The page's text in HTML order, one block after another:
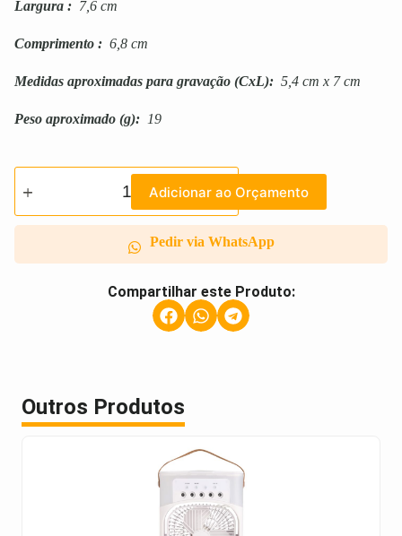
Largura : 7,6 cm
Comprimento : 6,8 cm
Medidas aproximadas para gravação (CxL): 5,4 cm x 7 cm
Peso aproximado (g): 19
Adicionar ao Orçamento
Pedir via WhatsApp
Compartilhar este Produto:
Outros Produtos